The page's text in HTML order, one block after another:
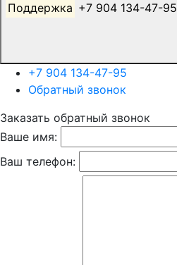
Поддержка +7 904 134-47-95
+7 904 134-47-95
Обратный звонок
Заказать обратный звонок
Ваше имя:
Ваш телефон: